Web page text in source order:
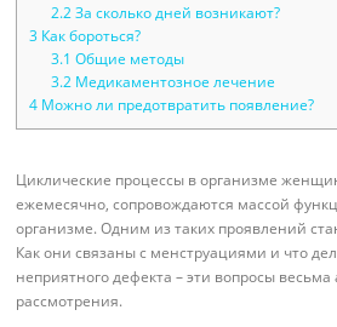
2.2За сколько дней возникают?
3 Как бороться?
3.1 Общие методы
3.2Медикаментозное лечение
4 Можно ли предотвратить появление?
Циклические процессы в организме
ежемесячно, сопровождаются массой
организме. Одним из таких проявлений
Как они связаны с менструациями и что
неприятного дефекта – эти вопросы
рассмотрения.